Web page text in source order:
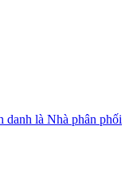
là Nhà phân phối